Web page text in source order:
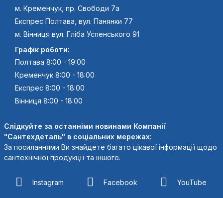
м. Кременчук, пр. Свободи 7а
Експрес Полтава, вул. Панянки 77
м. Вінниця вул. Гліба Успенського 91
Графік роботи:
Полтава 8:00 - 19:00
Кременчук 8:00 - 18:00
Експрес 8:00 - 18:00
Вінниця 8:00 - 18:00
Слідкуйте за останніми новинами Компанії
"Сантехдеталь" в соціальних мережах:
За посиланнями Ви знайдете багато цікавої інформації щодо
сантехнічної продукції та іншого.
Instagram Facebook YouTube